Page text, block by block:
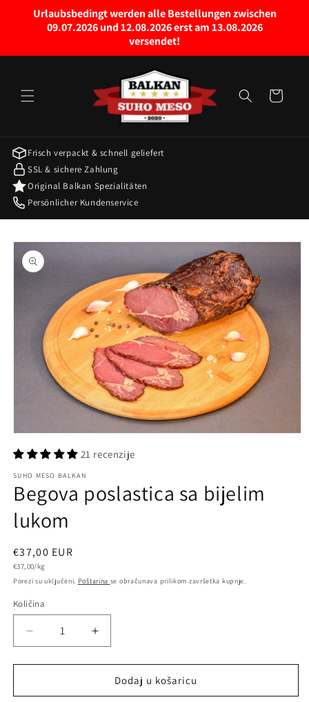
sadržaj
Urlaubsbedingt werden alle Bestellungen zwischen
09.07.2026 und 12.08.2026 erst am 13.08.2026
versendet!
Košarica
Frisch verpackt & schnell geliefert
SSL & sichere Zahlung
Original Balkan Spezialitäten
Persönlicher Kundenservice
informacija
proizvodu
medij
1
dijaloškom
okviru
21 recenzije
SUHO MESO BALKAN
Begova poslastica sa bijelim
lukom
Redovna
cijena
€37,00 EUR
Jedinična
€37,00/kg
Porezi su uključeni. Poštarina se obračunava prilikom završetka kupnje.
Količina
Količina
Smanji
količinu
proizvoda
poslastica
Povećaj
količinu
proizvoda
Begova
poslastica
Dodaj u košaricu